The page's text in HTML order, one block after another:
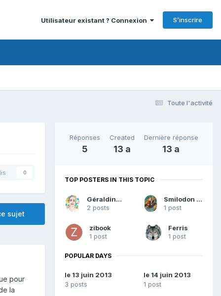
Utilisateur existant ? Connexion S’inscrire
Toute l'activité
0
sujet
pour
la
Réponses
5
Created
13 a
Dernière réponse
13 a
TOP POSTERS IN THIS TOPIC
Géraldine DF
2 posts
Smilodon fatalis
1 post
zibook
1 post
Ferris
1 post
POPULAR DAYS
le 13 juin 2013
3 posts
le 14 juin 2013
1 post